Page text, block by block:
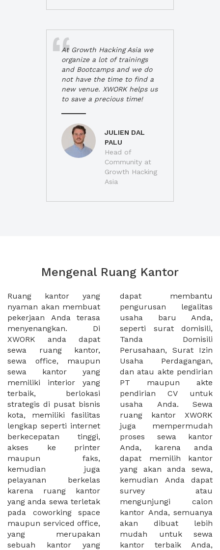
At Growth Hacking Asia we
organize a lot of trainings
and Bootcamps and we do
not have the time to find a
new venue. XWORK helps us
to save a precious time!
JULIEN DAL
PALU
Head of
Community at
Growth Hacking
Asia
Mengenal Ruang Kantor
Ruang kantor yang
nyaman akan membuat
pekerjaan Anda terasa
menyenangkan. Di
XWORK anda dapat
sewa ruang kantor,
sewa office, maupun
sewa kantor yang
memiliki interior yang
terbaik, berlokasi
strategis di pusat bisnis
kota, memiliki fasilitas
lengkap seperti internet
berkecepatan tinggi,
akses ke printer
maupun faks,
kemudian juga
pelayanan berkelas
karena ruang kantor
yang anda sewa terletak
pada coworking space
maupun serviced office,
yang merupakan
sebuah kantor yang
dapat membantu
pengurusan legalitas
usaha baru Anda,
seperti surat domisili,
Tanda Domisili
Perusahaan, Surat Izin
Usaha Perdagangan,
dan atau akte pendirian
PT maupun akte
pendirian CV untuk
usaha Anda. Sewa
ruang kantor XWORK
juga mempermudah
proses sewa kantor
Anda, karena anda
dapat memilih kantor
yang akan anda sewa,
kemudian Anda dapat
survey atau
mengunjungi calon
kantor Anda, semuanya
akan dibuat lebih
mudah untuk sewa
kantor terbaik Anda,